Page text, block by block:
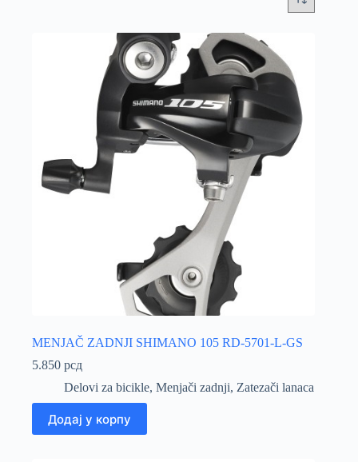
MENJAČ ZADNJI SHIMANO 105 RD-5701-L-GS
5.850 рсд
Delovi za bicikle, Menjači zadnji, Zatezači lanaca
Додај у корпу